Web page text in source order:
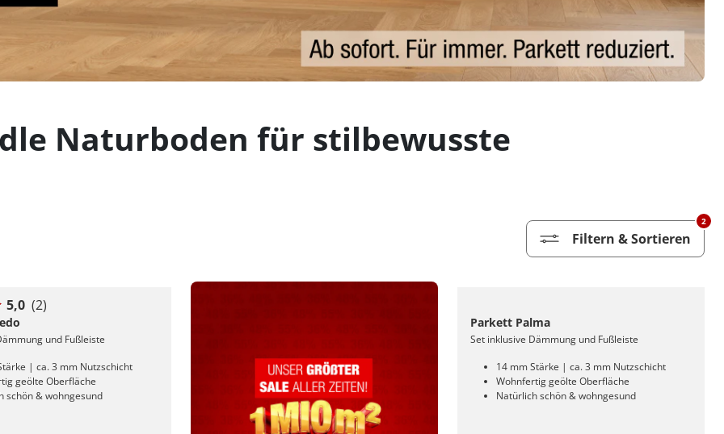
Naturboden für stilbewusste
Filtern & Sortieren
2
5,0 (2)
und Fußleiste
| ca. 3 mm Nutzschicht
geölte Oberfläche
schön & wohngesund
Parkett Palma
Set inklusive Dämmung und Fußleiste
14 mm Stärke | ca. 3 mm Nutzschicht
Wohnfertig geölte Oberfläche
Natürlich schön & wohngesund